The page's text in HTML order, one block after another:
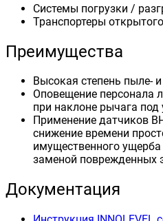
Системы погрузки /
Транспортеры
Преимущества
Высокая степень пыле-
Оповещение персонала
при наклоне рычага под
Применение датчиков
снижение времени
имущественного
заменой поврежденных
Документация